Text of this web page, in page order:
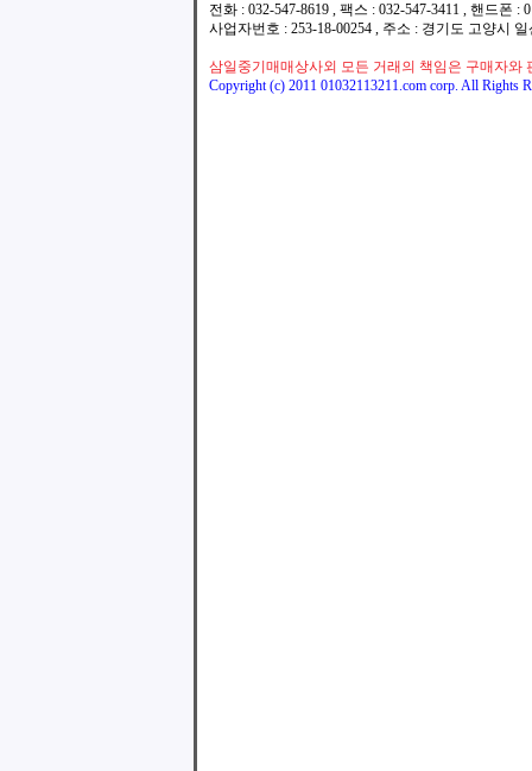
전화 : 032-547-8619 , 팩스 : 032-547-3411 , 핸드폰
사업자번호 : 253-18-00254 , 주소 : 경기도 고양시
삼일중기매매상사외 모든 거래의 책임은 구매자와
Copyright (c) 2011 01032113211.com corp. All Rights